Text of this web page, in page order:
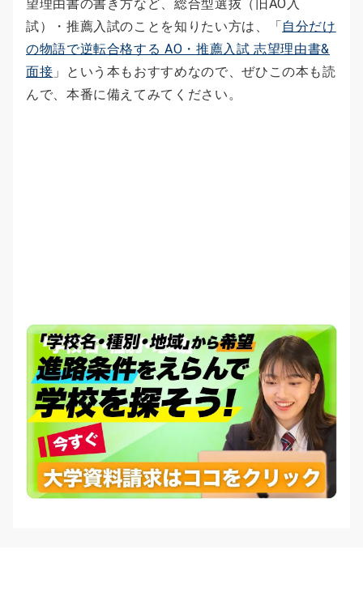
望理由書の書き方など、総合型選抜（旧AO入
試）・推薦入試のことを知りたい方は、「自分だけ
の物語で逆転合格する AO・推薦入試 志望理由書&
面接 」という本もおすすめなので、ぜひこの本も読
んで、本番に備えてみてください。